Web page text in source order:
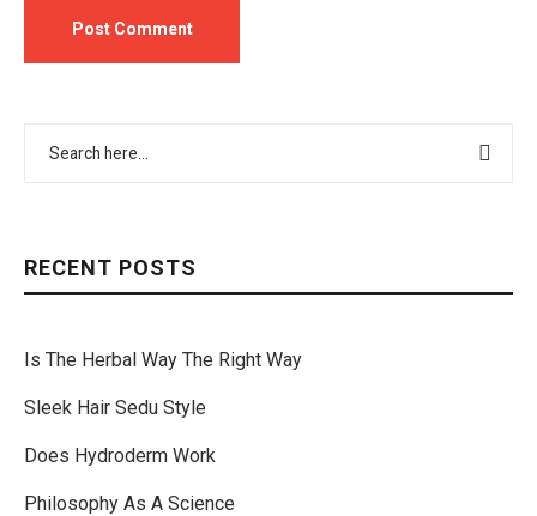
RECENT POSTS
Is The Herbal Way The Right Way
Sleek Hair Sedu Style
Does Hydroderm Work
Philosophy As A Science